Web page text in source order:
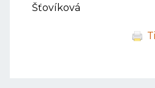
Šťovíková